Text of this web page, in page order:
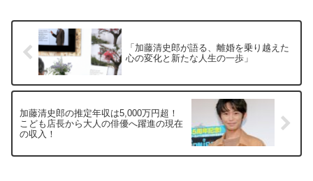
「加藤清史郎が語る、離婚を乗り越えた
心の変化と新たな人生の一歩」
加藤清史郎の推定年収は5,000万円超！
こども店長から大人の俳優へ躍進の現在
の収入！